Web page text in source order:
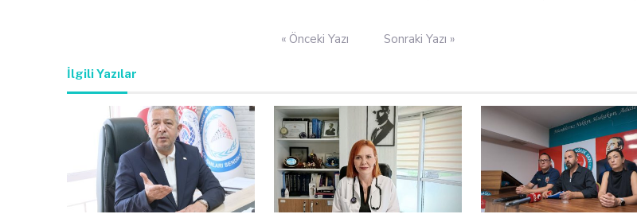
« Önceki Yazı Sonraki Yazı »
İlgili Yazılar